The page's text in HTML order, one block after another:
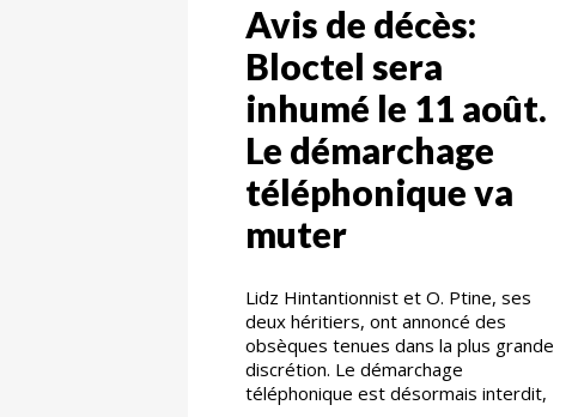
Avis de décès:
Bloctel sera
inhumé le 11 août.
Le démarchage
téléphonique va
muter
Lidz Hintantionnist et O. Ptine, ses
deux héritiers, ont annoncé des
obsèques tenues dans la plus grande
discrétion. Le démarchage
téléphonique est désormais interdit,